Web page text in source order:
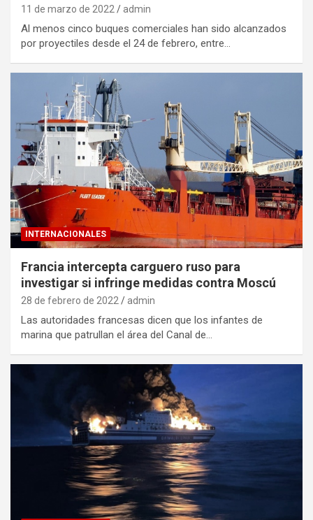
11 de marzo de 2022 admin
Al menos cinco buques comerciales han sido alcanzados
por proyectiles desde el 24 de febrero, entre…
INTERNACIONALES
Francia intercepta carguero ruso para
investigar si infringe medidas contra Moscú
28 de febrero de 2022 admin
Las autoridades francesas dicen que los infantes de
marina que patrullan el área del Canal de…